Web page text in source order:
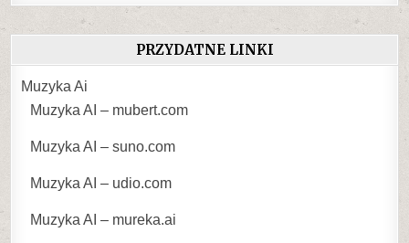
PRZYDATNE LINKI
Muzyka Ai
Muzyka AI – mubert.com
Muzyka AI – suno.com
Muzyka AI – udio.com
Muzyka AI – mureka.ai